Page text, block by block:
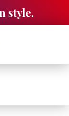
style.